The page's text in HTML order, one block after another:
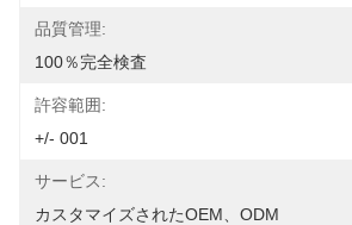
品質管理:
100％完全検査
許容範囲:
+/- 001
サービス:
カスタマイズされたOEM、ODM